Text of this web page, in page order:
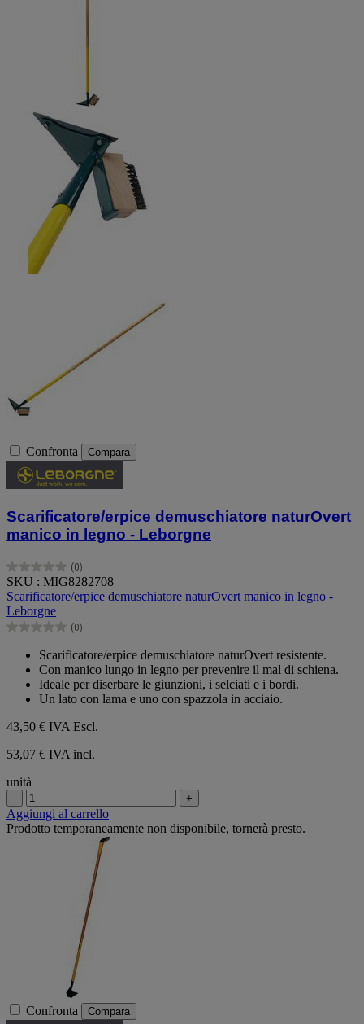
Confronta Compara
Scarificatore/erpice demuschiatore naturOvert
manico in legno - Leborgne
(0)
0.0
su
5
stelle.
SKU : MIG8282708
Scarificatore/erpice demuschiatore naturOvert manico in legno -
Leborgne
(0)
0.0
Scarificatore/erpice demuschiatore naturOvert resistente.
Con manico lungo in legno per prevenire il mal di schiena.
Ideale per diserbare le giunzioni, i selciati e i bordi.
Un lato con lama e uno con spazzola in acciaio.
43,50 € IVA Escl.
53,07 € IVA incl.
unità
- +
Aggiungi al carrello
Prodotto temporaneamente non disponibile, tornerà presto.
Confronta Compara